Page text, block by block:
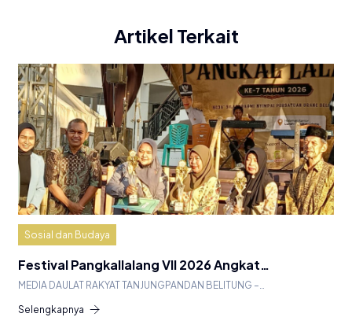
Artikel Terkait
Sosial dan Budaya
Festival Pangkallalang VII 2026 Angkat…
MEDIA DAULAT RAKYAT TANJUNGPANDAN BELITUNG –…
Selengkapnya